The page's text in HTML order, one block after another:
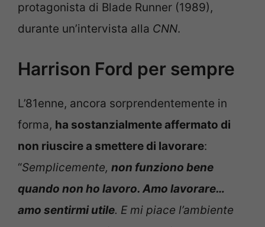
protagonista di Blade Runner (1989),
durante un’intervista alla CNN.
Harrison Ford per sempre
L’81enne, ancora sorprendentemente in
forma, ha sostanzialmente affermato di
non riuscire a smettere di lavorare:
“Semplicemente, non funziono bene
quando non ho lavoro. Amo lavorare…
amo sentirmi utile. E mi piace l’ambiente